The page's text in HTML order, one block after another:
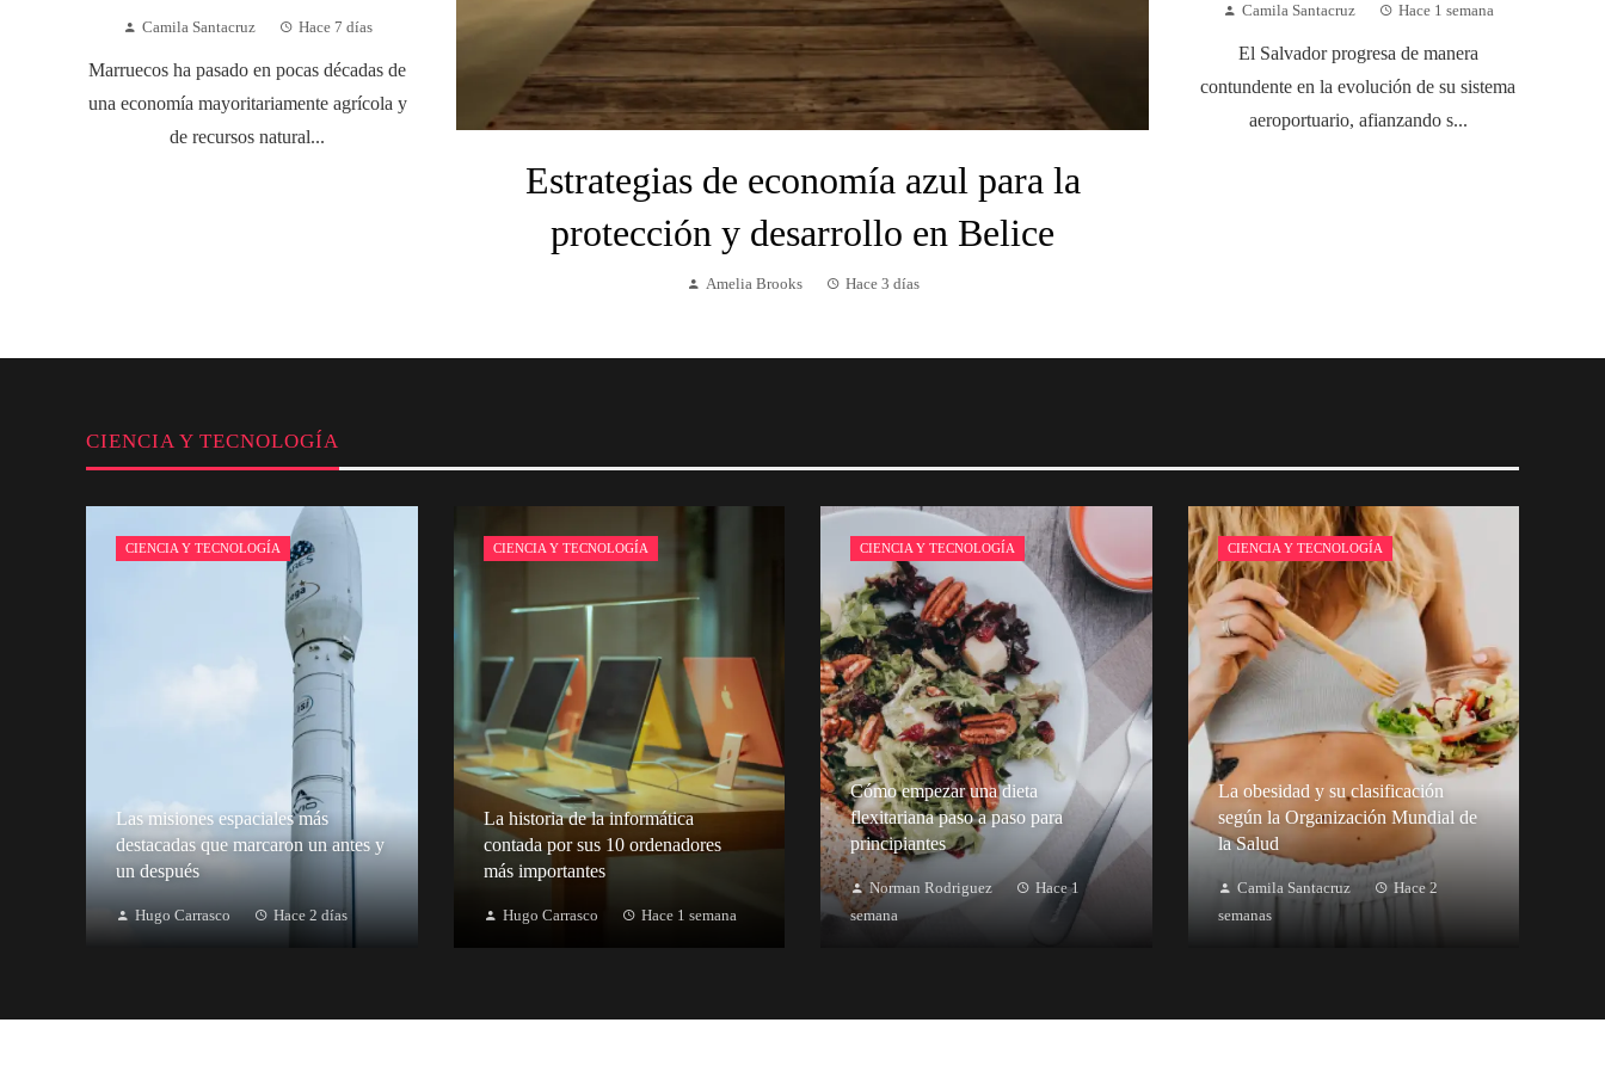
Estrategias de economía azul para la
protección y desarrollo en Belice
Amelia Brooks Hace 3 días
Camila Santacruz Hace 7 días
Marruecos ha pasado en pocas décadas de
una economía mayoritariamente agrícola y
de recursos natural...
Camila Santacruz Hace 1 semana
El Salvador progresa de manera
contundente en la evolución de su sistema
aeroportuario, afianzando s...
CIENCIA Y TECNOLOGÍA
CIENCIA Y TECNOLOGÍA
Las misiones espaciales más
destacadas que marcaron un antes y
un después
Hugo Carrasco Hace 2 días
CIENCIA Y TECNOLOGÍA
La historia de la informática
contada por sus 10 ordenadores
más importantes
Hugo Carrasco Hace 1 semana
CIENCIA Y TECNOLOGÍA
Cómo empezar una dieta
flexitariana paso a paso para
principiantes
Norman Rodriguez
Hace 1
semana
CIENCIA Y TECNOLOGÍA
La obesidad y su clasificación
según la Organización Mundial de
la Salud
Camila Santacruz
Hace 2
semanas